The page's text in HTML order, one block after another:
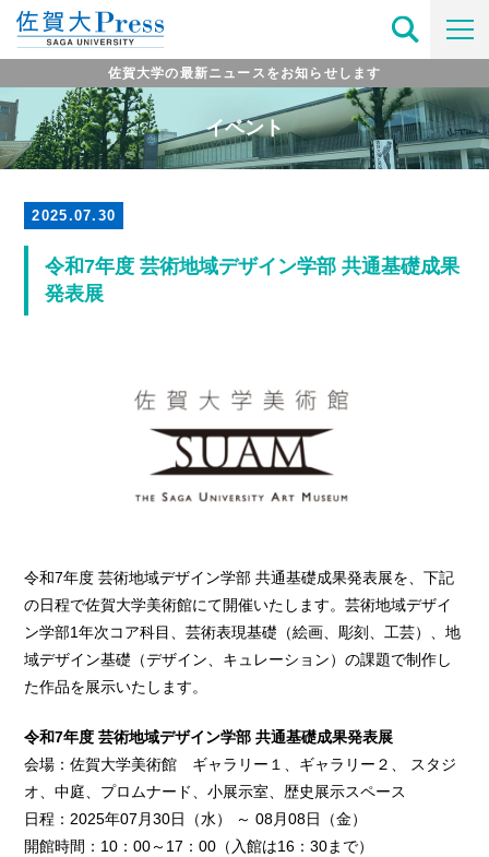
佐賀大学の最新ニュースをお知らせします
イベント
2025.07.30
令和7年度 芸術地域デザイン学部 共通基礎成果
発表展
令和7年度 芸術地域デザイン学部 共通基礎成果発表展を、下記
の日程で佐賀大学美術館にて開催いたします。芸術地域デザイ
ン学部1年次コア科目、芸術表現基礎（絵画、彫刻、工芸）、地
域デザイン基礎（デザイン、キュレーション）の課題で制作し
た作品を展示いたします。
令和7年度 芸術地域デザイン学部 共通基礎成果発表展
会場：佐賀大学美術館 ギャラリー１、ギャラリー２、 スタジ
オ、中庭、プロムナード、小展示室、歴史展示スペース
日程：2025年07月30日（水） ～ 08月08日（金）
開館時間：10：00～17：00（入館は16：30まで）